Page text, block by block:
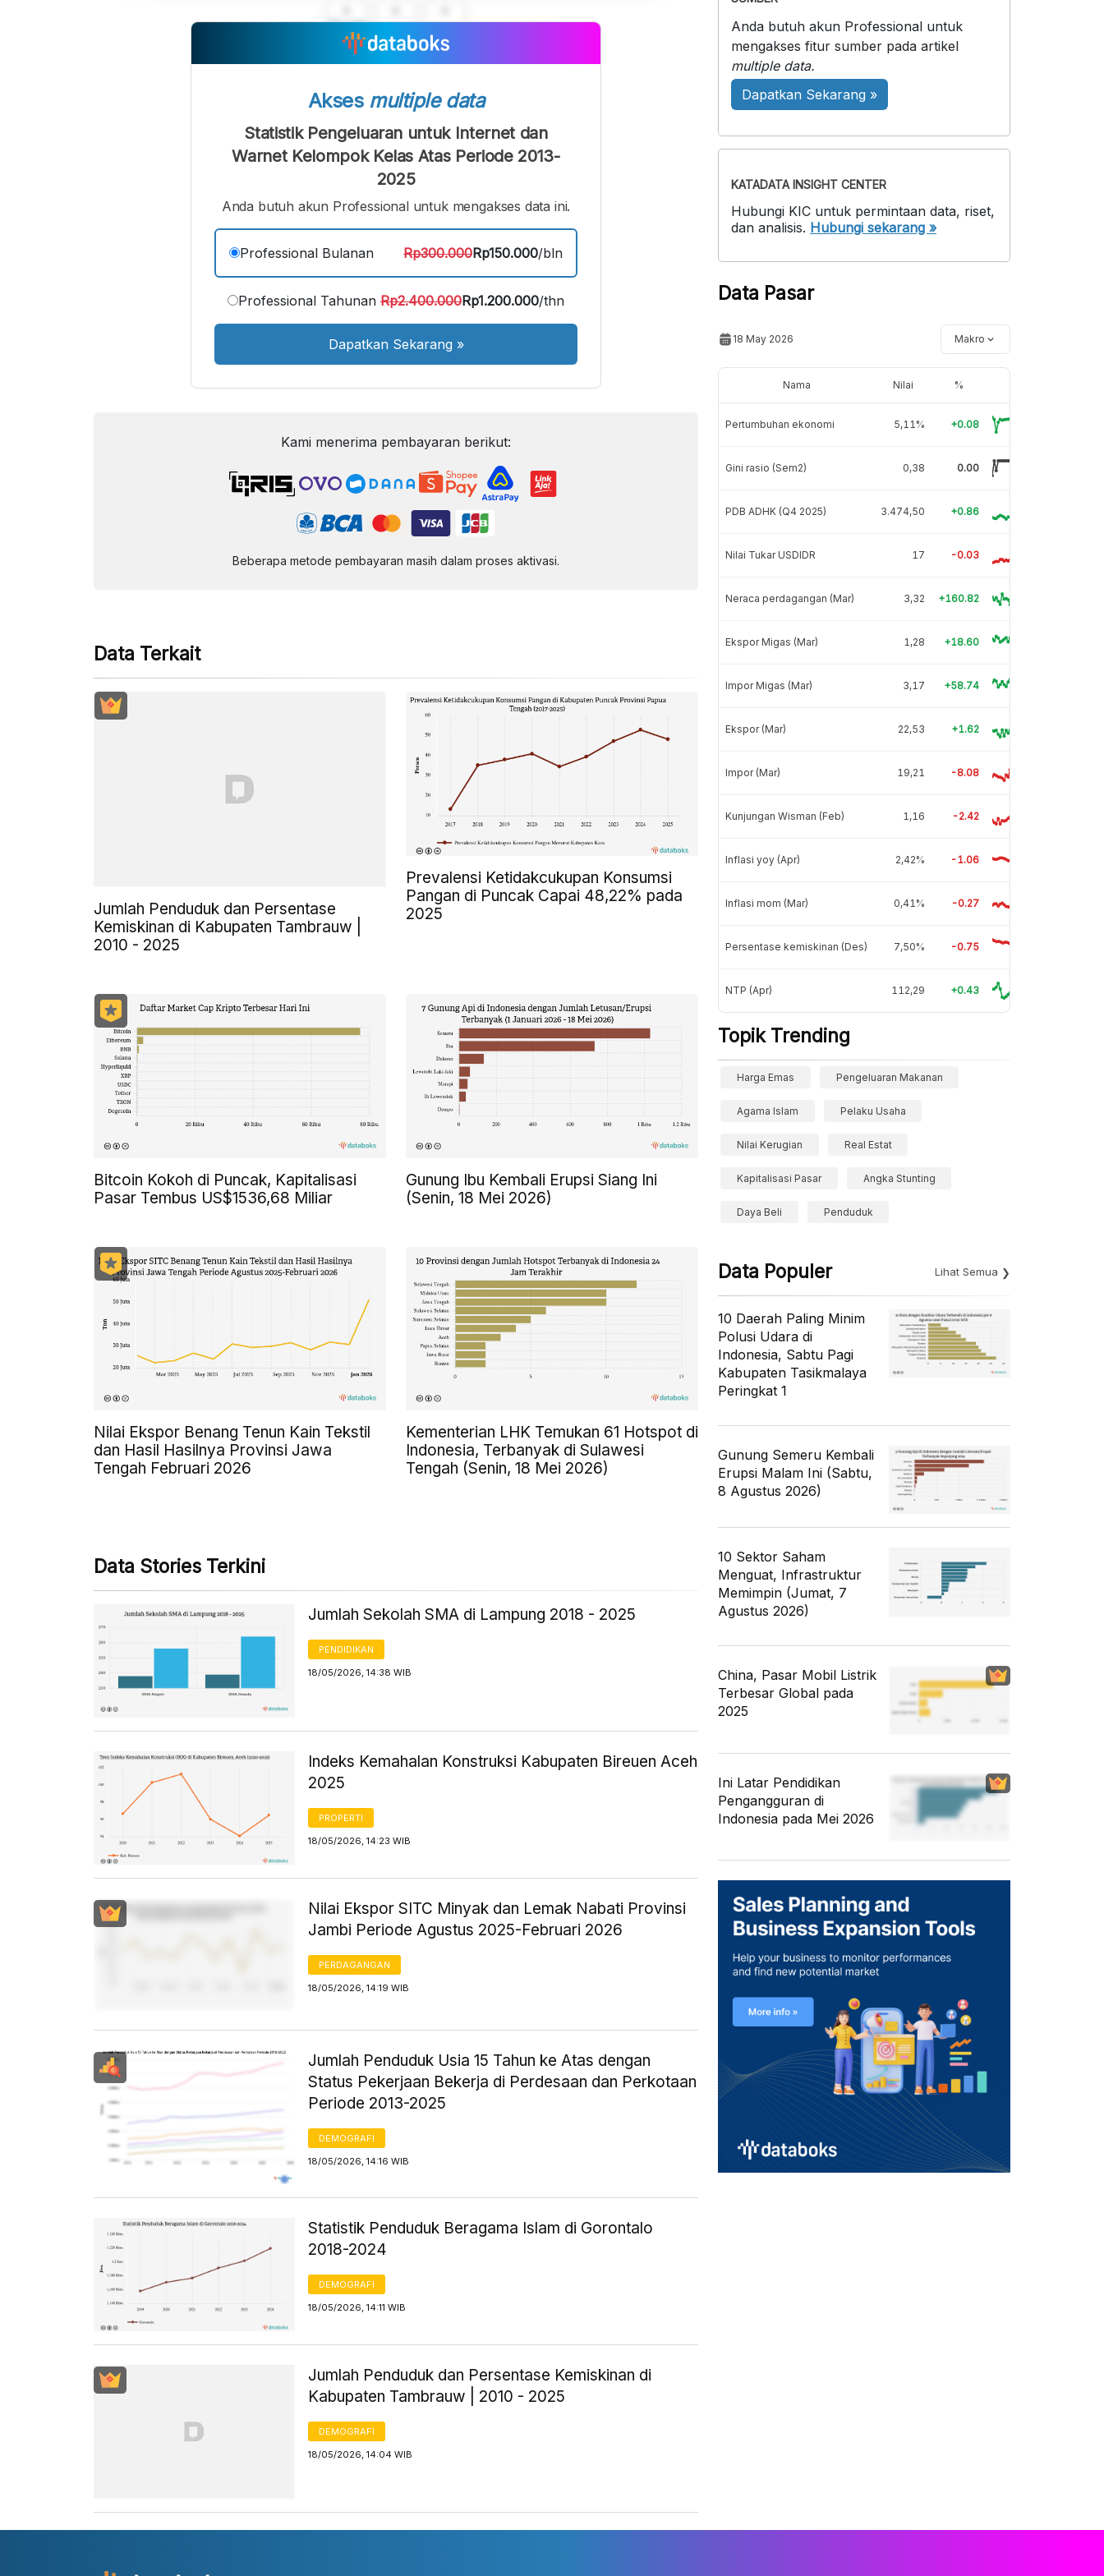
Font
Kecil
Font
Sedang
Font
Besar
Akses multiple data
Statistik Pengeluaran untuk Internet dan
Warnet Kelompok Kelas Atas Periode 2013-
2025
Anda butuh akun Professional untuk mengakses data ini.
Professional Bulanan Rp300.000Rp150.000/bln
Professional Tahunan Rp2.400.000Rp1.200.000/thn
Dapatkan Sekarang »
Kami menerima pembayaran berikut:
Beberapa metode pembayaran masih dalam proses aktivasi.
Data Terkait
Jumlah Penduduk dan Persentase
Kemiskinan di Kabupaten Tambrauw |
2010 - 2025
Prevalensi Ketidakcukupan Konsumsi
Pangan di Puncak Capai 48,22% pada
2025
Bitcoin Kokoh di Puncak, Kapitalisasi
Pasar Tembus US$1536,68 Miliar
Gunung Ibu Kembali Erupsi Siang Ini
(Senin, 18 Mei 2026)
Nilai Ekspor Benang Tenun Kain Tekstil
dan Hasil Hasilnya Provinsi Jawa
Tengah Februari 2026
Kementerian LHK Temukan 61 Hotspot di
Indonesia, Terbanyak di Sulawesi
Tengah (Senin, 18 Mei 2026)
Data Stories Terkini
Jumlah Sekolah SMA di Lampung 2018 - 2025
PENDIDIKAN
18/05/2026, 14:38 WIB
Indeks Kemahalan Konstruksi Kabupaten Bireuen Aceh
2025
PROPERTI
18/05/2026, 14:23 WIB
Nilai Ekspor SITC Minyak dan Lemak Nabati Provinsi
Jambi Periode Agustus 2025-Februari 2026
PERDAGANGAN
18/05/2026, 14:19 WIB
Jumlah Penduduk Usia 15 Tahun ke Atas dengan
Status Pekerjaan Bekerja di Perdesaan dan Perkotaan
Periode 2013-2025
DEMOGRAFI
18/05/2026, 14:16 WIB
Statistik Penduduk Beragama Islam di Gorontalo
2018-2024
DEMOGRAFI
18/05/2026, 14:11 WIB
Jumlah Penduduk dan Persentase Kemiskinan di
Kabupaten Tambrauw | 2010 - 2025
DEMOGRAFI
18/05/2026, 14:04 WIB
Anda butuh akun Professional untuk
mengakses fitur sumber pada artikel
multiple data.
Dapatkan Sekarang »
KATADATA INSIGHT CENTER
Hubungi KIC untuk permintaan data, riset,
dan analisis. Hubungi sekarang »
Data Pasar
18 May 2026 Makro
Nama Nilai %
Pertumbuhan ekonomi 5,11% +0.08
Gini rasio (Sem2) 0,38 0.00
PDB ADHK (Q4 2025) 3.474,50 +0.86
Nilai Tukar USDIDR 17 -0.03
Neraca perdagangan (Mar) 3,32 +160.82
Ekspor Migas (Mar) 1,28 +18.60
Impor Migas (Mar) 3,17 +58.74
Ekspor (Mar) 22,53 +1.62
Impor (Mar) 19,21 -8.08
Kunjungan Wisman (Feb) 1,16 -2.42
Inflasi yoy (Apr) 2,42% -1.06
Inflasi mom (Mar) 0,41% -0.27
Persentase kemiskinan (Des) 7,50% -0.75
NTP (Apr) 112,29 +0.43
Topik Trending
Harga Emas Pengeluaran Makanan
Agama Islam Pelaku Usaha
Nilai Kerugian Real Estat
Kapitalisasi Pasar Angka Stunting
Daya Beli Penduduk
Data Populer Lihat Semua
10 Daerah Paling Minim
Polusi Udara di
Indonesia, Sabtu Pagi
Kabupaten Tasikmalaya
Peringkat 1
Gunung Semeru Kembali
Erupsi Malam Ini (Sabtu,
8 Agustus 2026)
10 Sektor Saham
Menguat, Infrastruktur
Memimpin (Jumat, 7
Agustus 2026)
China, Pasar Mobil Listrik
Terbesar Global pada
2025
Ini Latar Pendidikan
Pengangguran di
Indonesia pada Mei 2026